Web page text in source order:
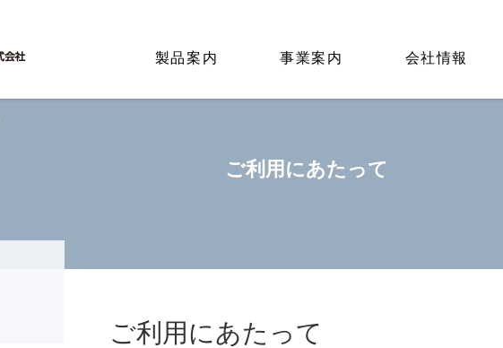
製品案内 事業案内 会社情報
ご利用にあたって
ご利用にあたって